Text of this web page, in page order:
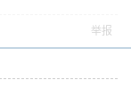
举报